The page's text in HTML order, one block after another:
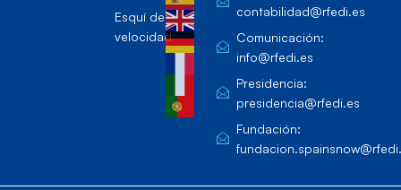
Esquí de
velocidad
contabilidad@rfedi.es
Comunicación:
info@rfedi.es
Presidencia:
presidencia@rfedi.es
Fundación: